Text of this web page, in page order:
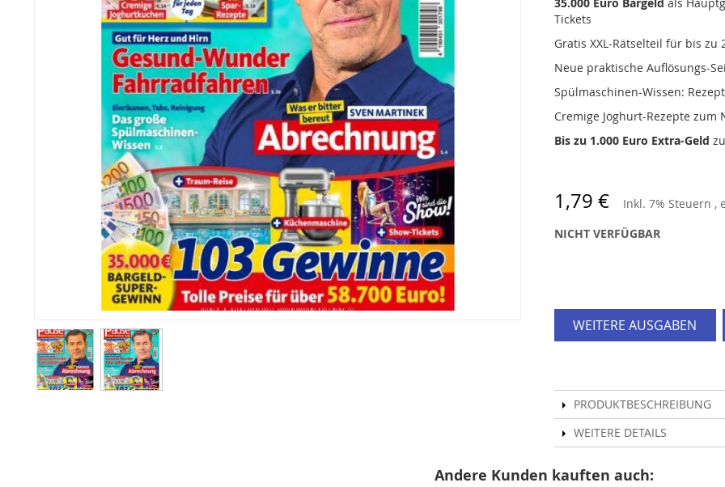
35.000 Euro Bargeld als
Tickets
Gratis XXL-Rätselteil für bis zu
Neue praktische Auflösungs-
Spülmaschinen-Wissen:
Cremige Joghurt-Rezepte zum
Bis zu 1.000 Euro Extra-Geld
1,79 € Inkl. 7% Steuern ,
NICHT VERFÜGBAR
WEITERE AUSGABEN
PRODUKTBESCHREIBUNG
WEITERE DETAILS
Andere Kunden kauften auch: